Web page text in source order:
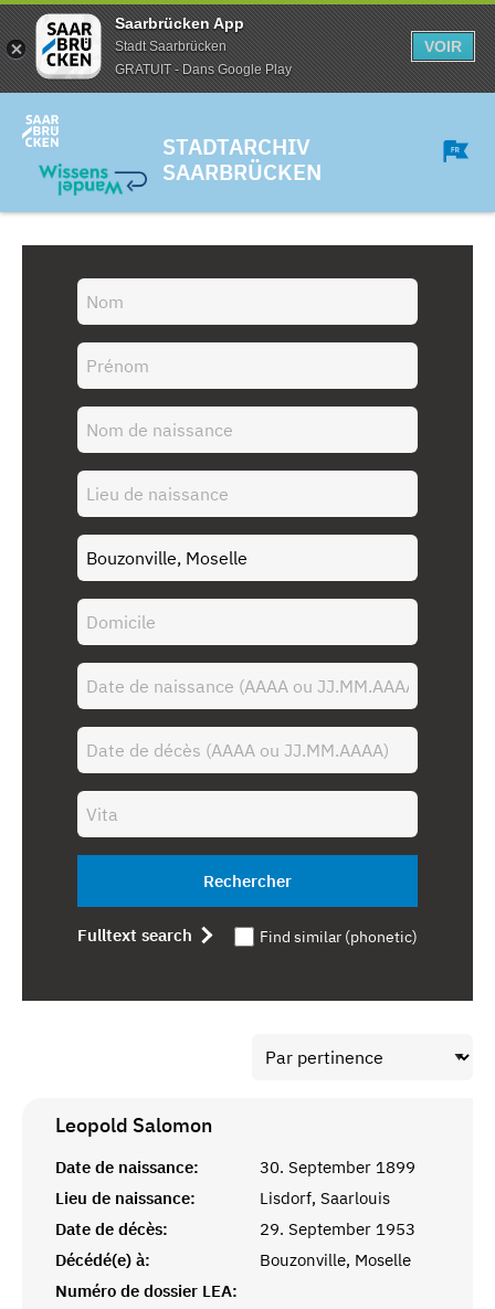
Saarbrücken App
Stadt Saarbrücken
GRATUIT - Dans Google Play
VOIR
STADTARCHIV
SAARBRÜCKEN
Rechercher
Fulltext search Find similar (phonetic)
Leopold Salomon
Date de naissance:
30. September 1899
Lieu de naissance:
Lisdorf, Saarlouis
Date de décès:
29. September 1953
Décédé(e) à:
Bouzonville, Moselle
Numéro de dossier LEA: